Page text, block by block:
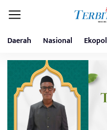
Daerah Nasional Ekopol